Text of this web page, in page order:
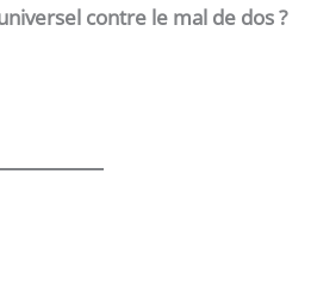
contre le mal de dos ?